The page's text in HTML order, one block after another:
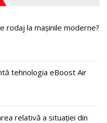
rodaj la mașinile moderne?
tehnologia eBoost Air
relativă a situației din